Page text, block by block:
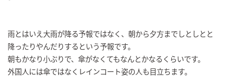
雨とはいえ大雨が降る予報ではなく、朝から夕方までしとしとと
降ったりやんだりするという予報です。
朝もかなり小ぶりで、傘がなくてもなんとかなるくらいです。
外国人には傘ではなくレインコート姿の人も目立ちます。